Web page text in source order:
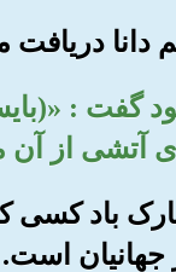
گفت :
آتشی از
باد
جهانیان است.